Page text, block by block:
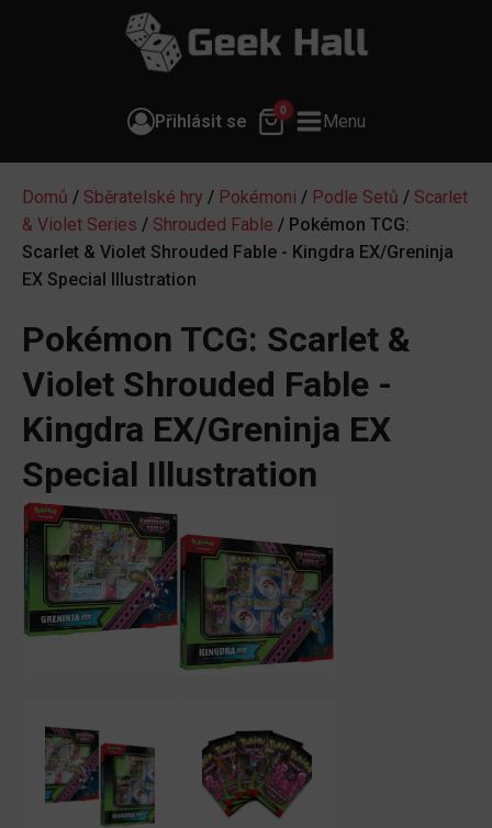
Přihlásit se
0
Menu
Domů / Sběratelské hry / Pokémoni / Podle Setů / Scarlet
& Violet Series / Shrouded Fable / Pokémon TCG:
Scarlet & Violet Shrouded Fable - Kingdra EX/Greninja
EX Special Illustration
Pokémon TCG: Scarlet &
Violet Shrouded Fable -
Kingdra EX/Greninja EX
Special Illustration